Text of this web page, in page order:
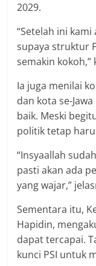
2029.
“Setelah ini
supaya struktur
semakin kokoh,”
Ia juga menilai
dan kota se-
baik. Meski
politik tetap
“Insyaallah
pasti akan ada
yang wajar,”
Sementara itu,
Hapidin,
dapat tercapai.
kunci PSI untuk